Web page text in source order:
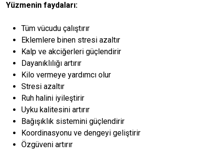
Yüzmenin faydaları:
Tüm vücudu çalıştırır
Eklemlere binen stresi azaltır
Kalp ve akciğerleri güçlendirir
Dayanıklılığı artırır
Kilo vermeye yardımcı olur
Stresi azaltır
Ruh halini iyileştirir
Uyku kalitesini artırır
Bağışıklık sistemini güçlendirir
Koordinasyonu ve dengeyi geliştirir
Özgüveni artırır